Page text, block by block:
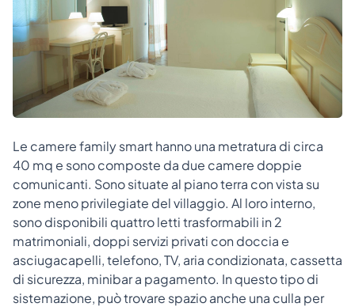
Le camere family smart hanno una metratura di circa
40 mq e sono composte da due camere doppie
comunicanti. Sono situate al piano terra con vista su
zone meno privilegiate del villaggio. Al loro interno,
sono disponibili quattro letti trasformabili in 2
matrimoniali, doppi servizi privati con doccia e
asciugacapelli, telefono, TV, aria condizionata, cassetta
di sicurezza, minibar a pagamento. In questo tipo di
sistemazione, può trovare spazio anche una culla per